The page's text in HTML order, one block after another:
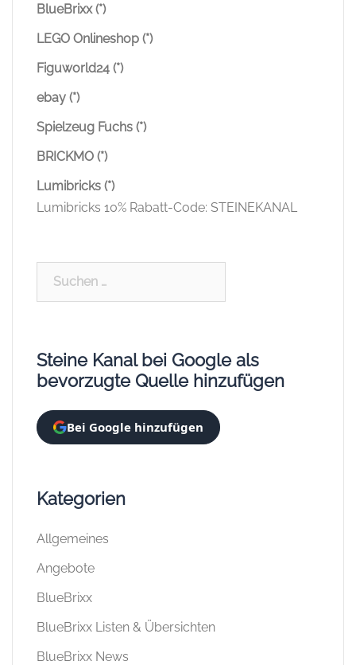
BlueBrixx (*)
LEGO Onlineshop (*)
Figuworld24 (*)
ebay (*)
Spielzeug Fuchs (*)
BRICKMO (*)
Lumibricks (*)
Lumibricks 10% Rabatt-Code: STEINEKANAL
Suchen
Steine Kanal bei Google als
bevorzugte Quelle hinzufügen
Bei Google hinzufügen
Kategorien
Allgemeines
Angebote
BlueBrixx
BlueBrixx Listen & Übersichten
BlueBrixx News